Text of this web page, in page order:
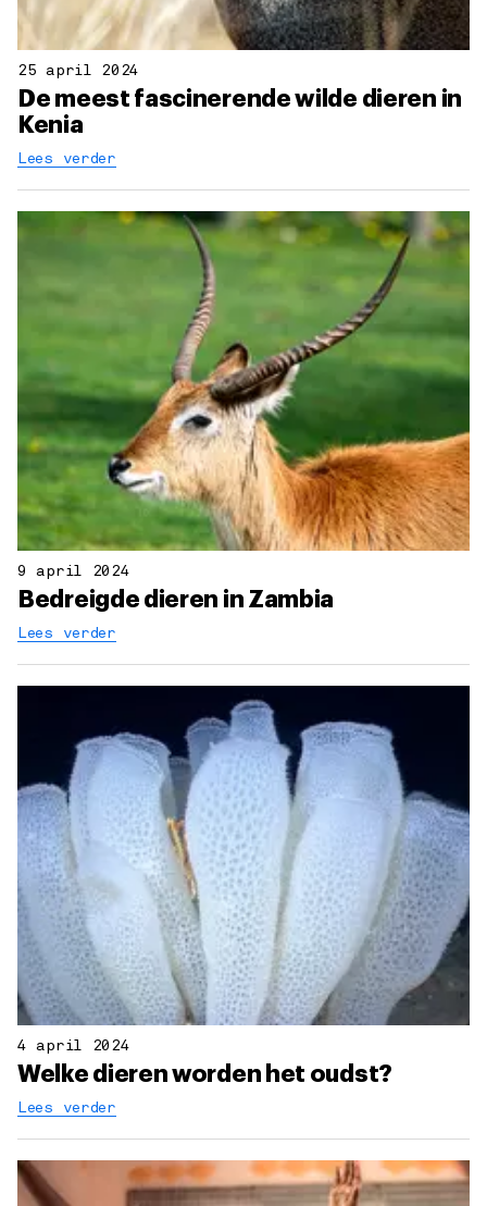
25 april 2024
De meest fascinerende wilde dieren in
Kenia
Lees verder
9 april 2024
Bedreigde dieren in Zambia
Lees verder
4 april 2024
Welke dieren worden het oudst?
Lees verder